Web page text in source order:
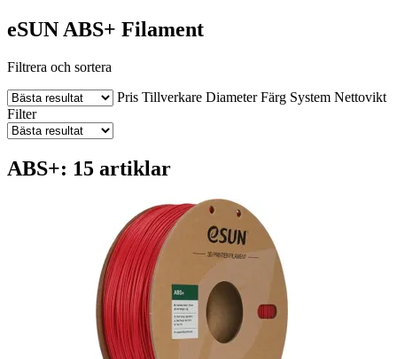
eSUN ABS+ Filament
Filtrera och sortera
Pris Tillverkare Diameter Färg System Nettovikt
Filter
ABS+: 15 artiklar